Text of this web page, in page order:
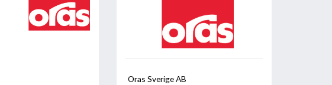
Oras Sverige AB